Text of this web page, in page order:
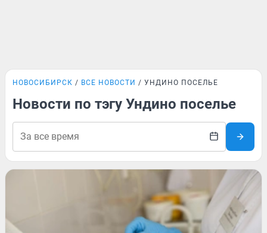
НОВОСИБИРСК ВСЕ НОВОСТИ УНДИНО ПОСЕЛЬЕ
Новости по тэгу Ундино поселье